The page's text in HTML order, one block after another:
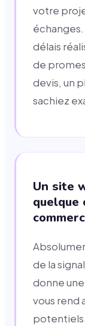
votre
délais
de
devis, un
sachiez
Un site
quelque
de la
donne
vous rend